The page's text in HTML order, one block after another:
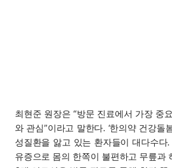
최현준 원장은 “방문 진료에서 가장 중
와 관심”이라고 말한다. ‘한의약 건강돌
성질환을 앓고 있는 환자들이 대다수다
유증으로 몸의 한쪽이 불편하고 무릎과